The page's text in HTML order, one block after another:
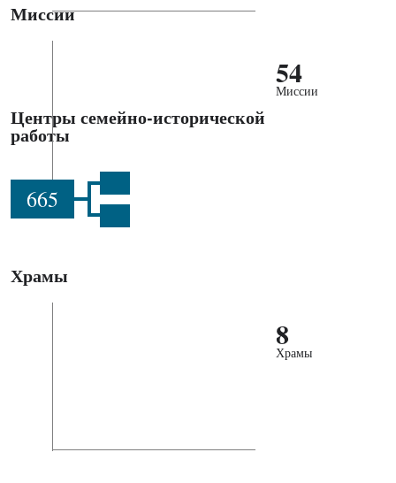
Миссии
54
Миссии
Центры семейно-исторической
работы
665
Храмы
8
Храмы